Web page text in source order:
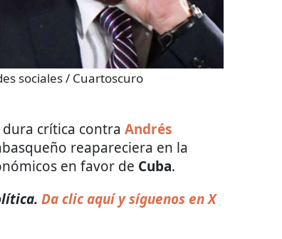
sociales / Cuartoscuro
crítica contra Andrés
reapareciera en la
en favor de Cuba.
Da clic aquí y síguenos en X